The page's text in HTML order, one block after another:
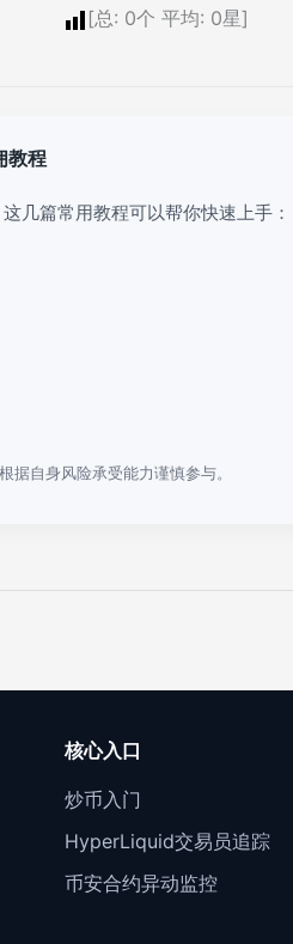
[总: 0个 平均: 0星]
教程
几篇常用教程可以帮你快速上手：
据自身风险承受能力谨慎参与。
核心入口
炒币入门
HyperLiquid交易员追踪
币安合约异动监控